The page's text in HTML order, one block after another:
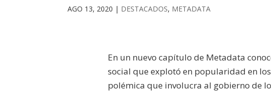
AGO 13, 2020 | DESTACADOS, METADATA
En un nuevo capítulo de Metadata
social que explotó en popularidad en
polémica que involucra al gobierno de